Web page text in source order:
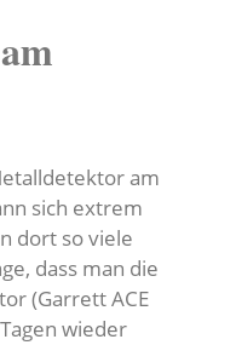
am
sich extrem
dort so viele
dass man die
(Garrett ACE
wieder